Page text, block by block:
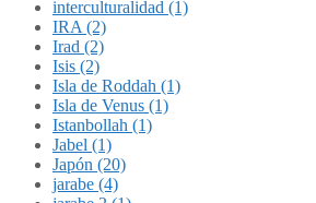
interculturalidad (1)
IRA (2)
Irad (2)
Isis (2)
Isla de Roddah (1)
Isla de Venus (1)
Istanbollah (1)
Jabel (1)
Japón (20)
jarabe (4)